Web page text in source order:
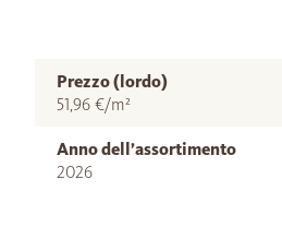
Prezzo (lordo)
51,96 €/m²
Anno dell’assortimento
2026